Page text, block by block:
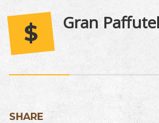
$ Gran
SHARE